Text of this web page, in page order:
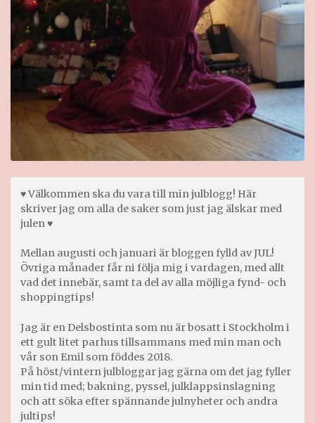
♥ Välkommen ska du vara till min julblogg! Här
skriver jag om alla de saker som just jag älskar med
julen ♥
Mellan augusti och januari är bloggen fylld av JUL!
Övriga månader får ni följa mig i vardagen, med allt
vad det innebär, samt ta del av alla möjliga fynd- och
shoppingtips!
Jag är en Delsbostinta som nu är bosatt i Stockholm i
ett gult litet parhus tillsammans med min man och
vår son Emil som föddes 2018.
På höst/vintern julbloggar jag gärna om det jag fyller
min tid med; bakning, pyssel, julklappsinslagning
och att söka efter spännande julnyheter och andra
jultips!